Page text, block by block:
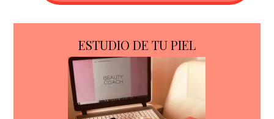
ESTUDIO DE TU PIEL